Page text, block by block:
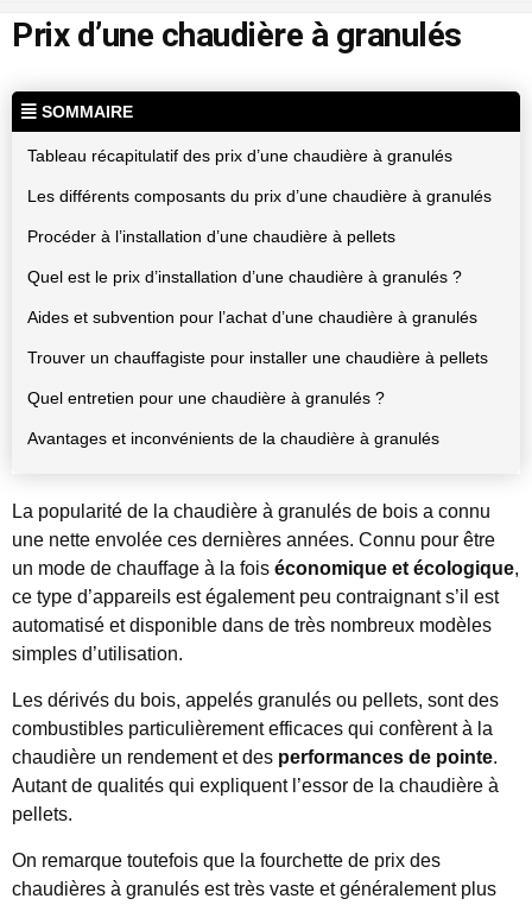
Prix d’une chaudière à granulés
SOMMAIRE
Tableau récapitulatif des prix d’une chaudière à granulés
Les différents composants du prix d’une chaudière à granulés
Procéder à l’installation d’une chaudière à pellets
Quel est le prix d’installation d’une chaudière à granulés ?
Aides et subvention pour l’achat d’une chaudière à granulés
Trouver un chauffagiste pour installer une chaudière à pellets
Quel entretien pour une chaudière à granulés ?
Avantages et inconvénients de la chaudière à granulés
La popularité de la chaudière à granulés de bois a connu
une nette envolée ces dernières années. Connu pour être
un mode de chauffage à la fois économique et écologique,
ce type d’appareils est également peu contraignant s’il est
automatisé et disponible dans de très nombreux modèles
simples d’utilisation.
Les dérivés du bois, appelés granulés ou pellets, sont des
combustibles particulièrement efficaces qui confèrent à la
chaudière un rendement et des performances de pointe.
Autant de qualités qui expliquent l’essor de la chaudière à
pellets.
On remarque toutefois que la fourchette de prix des
chaudières à granulés est très vaste et généralement plus